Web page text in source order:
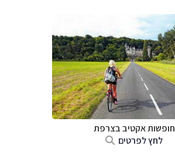
חופשות אקטיב בצרפת
לחץ לפרטים